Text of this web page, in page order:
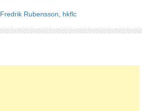
Fredrik Rubensson, hkflc